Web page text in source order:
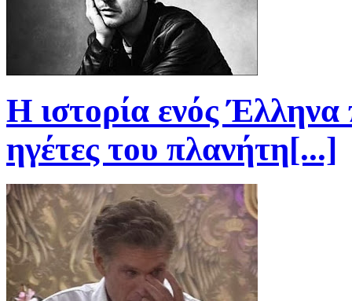
Η ιστορία ενός
ηγέτες του πλανήτη[...]